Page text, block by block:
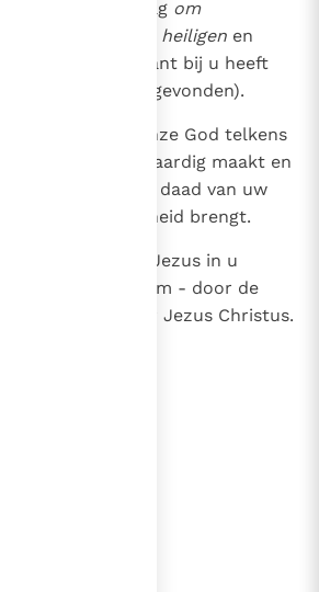
op de grote dag om
onder zijn heiligen en
de gelovigen (want bij u heeft
inderdaad geloof gevonden).
bidden wij onze God telkens
u zijn roeping waardig maakt en
en elke daad van uw
tot volkomenheid brengt.
Jezus in u
- en gij in Hem - door de
God en de Heer Jezus Christus.